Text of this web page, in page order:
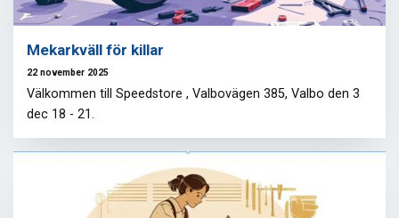
Mekarkväll för killar
22 november 2025
Välkommen till Speedstore , Valbovägen 385, Valbo den 3
dec 18 - 21.